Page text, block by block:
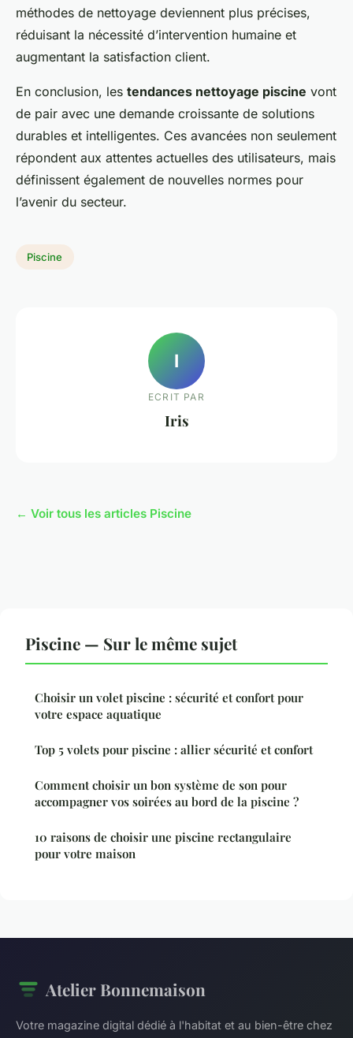
méthodes de nettoyage deviennent plus précises,
réduisant la nécessité d’intervention humaine et
augmentant la satisfaction client.
En conclusion, les tendances nettoyage piscine vont
de pair avec une demande croissante de solutions
durables et intelligentes. Ces avancées non seulement
répondent aux attentes actuelles des utilisateurs, mais
définissent également de nouvelles normes pour
l’avenir du secteur.
Piscine
I
ECRIT PAR
Iris
← Voir tous les articles Piscine
Piscine — Sur le même sujet
Choisir un volet piscine : sécurité et confort pour
votre espace aquatique
Top 5 volets pour piscine : allier sécurité et confort
Comment choisir un bon système de son pour
accompagner vos soirées au bord de la piscine ?
10 raisons de choisir une piscine rectangulaire
pour votre maison
Atelier Bonnemaison
Votre magazine digital dédié à l'habitat et au bien-être chez